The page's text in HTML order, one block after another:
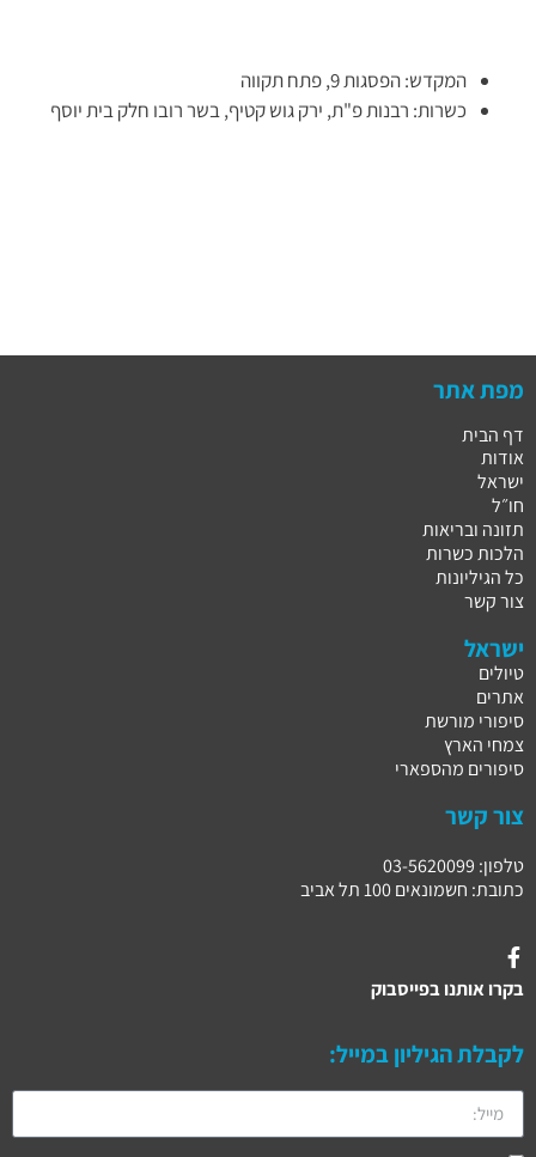
המקדש: הפסגות 9, פתח תקווה
כשרות: רבנות פ"ת, ירק גוש קטיף, בשר רובו חלק בית יוסף
מפת אתר
דף הבית
אודות
ישראל
חו״ל
תזונה ובריאות
הלכות כשרות
כל הגיליונות
צור קשר
ישראל
טיולים
אתרים
סיפורי מורשת
צמחי הארץ
סיפורים מהספארי
צור קשר
טלפון: 03-5620099
כתובת: חשמונאים 100 תל אביב
בקרו אותנו בפייסבוק
לקבלת הגיליון במייל: